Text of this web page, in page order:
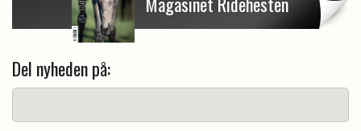
Del nyheden på: